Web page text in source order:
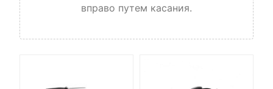
вправо путем касания.